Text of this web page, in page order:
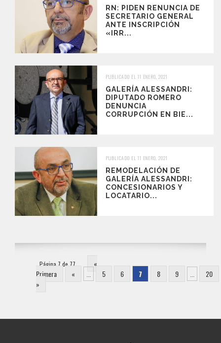
RN: PIDEN RENUNCIA DE
SECRETARIO GENERAL
ANTE INSCRIPCIÓN
«IRR...
PUBLICADO EL 11 ENERO, 2021
GALERÍA ALESSANDRI:
DIPUTADO ROMERO
DENUNCIA
CORRUPCIÓN EN BIE...
PUBLICADO EL 11 ENERO, 2021
REMODELACIÓN DE
GALERÍA ALESSANDRI:
CONCESIONARIOS Y
LOCATARIO...
Página 7 de 77
«
Primera
« 5 6 7 8 9
20
»